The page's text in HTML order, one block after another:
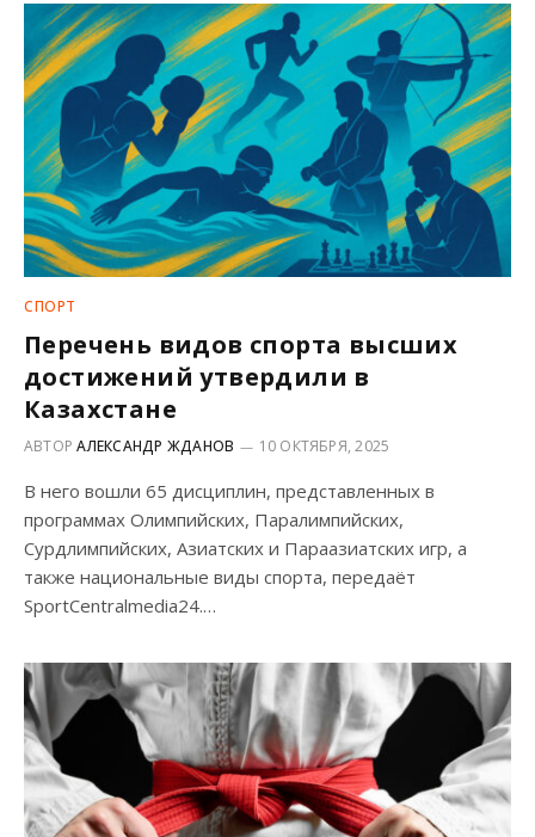
СПОРТ
Перечень видов спорта высших
достижений утвердили в
Казахстане
АВТОРАЛЕКСАНДР ЖДАНОВ 10 ОКТЯБРЯ, 2025
В него вошли 65 дисциплин, представленных в
программах Олимпийских, Паралимпийских,
Сурдлимпийских, Азиатских и Параазиатских игр, а
также национальные виды спорта, передаёт
SportCentralmedia24.…